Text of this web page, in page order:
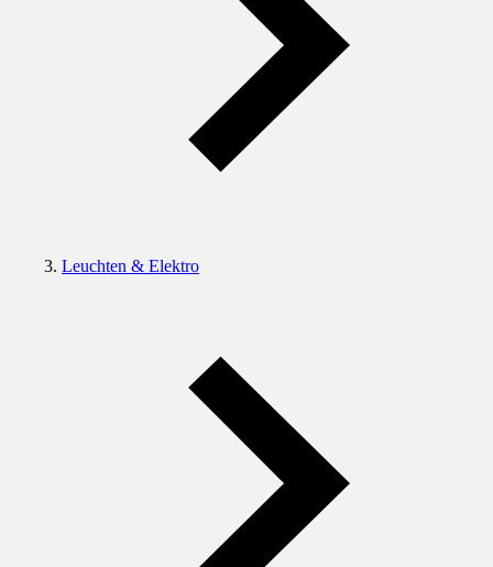
Leuchten & Elektro